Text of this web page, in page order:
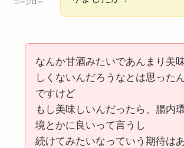
コージロー
なんか甘酒みたいであんまり美
しくないんだろうなとは思った
ですけど
もし美味しいんだったら、腸内
境とかに良いって言うし
続けてみたいなっていう期待は